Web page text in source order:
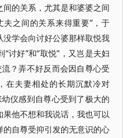
间的关系，尤其是和婆婆之间
之间的关系来得重要”，于
没学会向讨好公婆那样取悦我
讨好”和“取悦”，又岂是夫妇
？弄不好反而会因自尊心受
在夫妻相处的长期沉默冷对
仪感到自尊心受到了极大的
果他不想和我说话，我也可以
的自尊受抑引发的无意识的心